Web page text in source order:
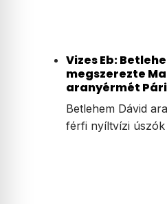
Vizes Eb:
megszerezte
aranyérmét
Betlehem Dávid
férfi nyíltvízi